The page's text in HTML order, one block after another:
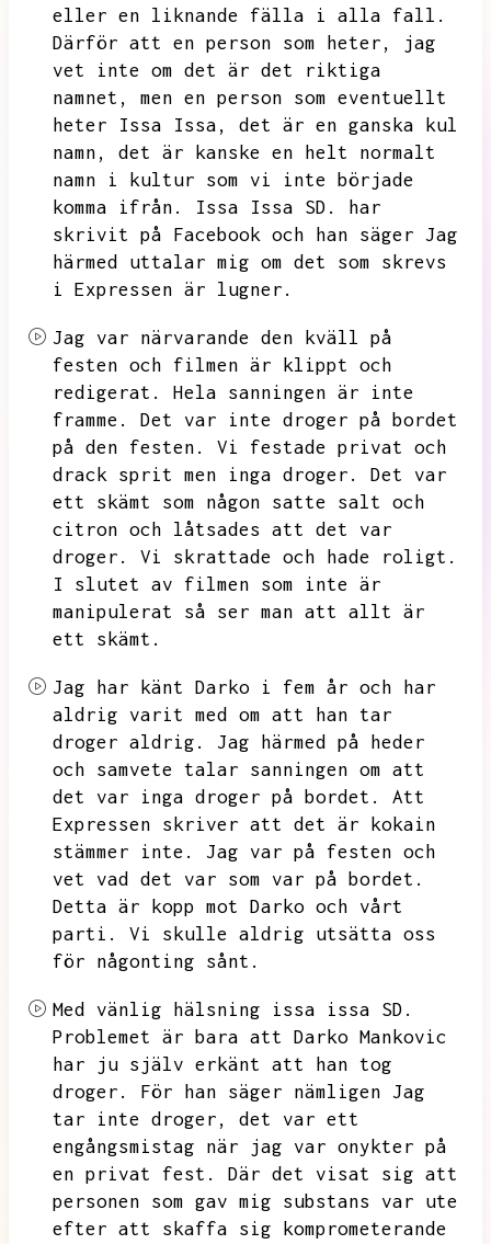
eller en liknande fälla i alla fall.
Därför att en person som heter,
jag
vet inte om det är det riktiga
namnet,
men en person som eventuellt
heter Issa Issa,
det är en ganska kul
namn,
det är kanske en helt normalt
namn i kultur som vi inte började
komma ifrån.
Issa Issa SD.
har
skrivit på Facebook och han säger Jag
härmed uttalar mig om det som skrevs
i Expressen är lugner.
Jag var närvarande den kväll på
festen och filmen är klippt och
redigerat.
Hela sanningen är inte
framme.
Det var inte droger på bordet
på den festen.
Vi festade privat och
drack sprit men inga droger.
Det var
ett skämt som någon satte salt och
citron och låtsades att det var
droger.
Vi skrattade och hade roligt.
I slutet av filmen som inte är
manipulerat så ser man att allt är
ett skämt.
Jag har känt Darko i fem år och har
aldrig varit med om att han tar
droger aldrig.
Jag härmed på heder
och samvete talar sanningen om att
det var inga droger på bordet.
Att
Expressen skriver att det är kokain
stämmer inte.
Jag var på festen och
vet vad det var som var på bordet.
Detta är kopp mot Darko och vårt
parti.
Vi skulle aldrig utsätta oss
för någonting sånt.
Med vänlig hälsning issa issa SD.
Problemet är bara att Darko Mankovic
har ju själv erkänt att han tog
droger.
För han säger nämligen Jag
tar inte droger,
det var ett
engångsmistag när jag var onykter på
en privat fest.
Där det visat sig att
personen som gav mig substans var ute
efter att skaffa sig komprometerande